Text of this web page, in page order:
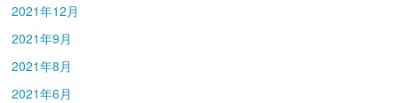
2021年12月
2021年9月
2021年8月
2021年6月